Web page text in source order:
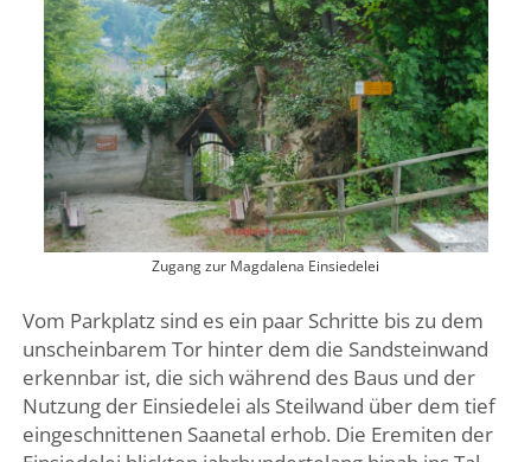
Zugang zur Magdalena Einsiedelei
Vom Parkplatz sind es ein paar Schritte bis zu dem
unscheinbarem Tor hinter dem die Sandsteinwand
erkennbar ist, die sich während des Baus und der
Nutzung der Einsiedelei als Steilwand über dem tief
eingeschnittenen Saanetal erhob. Die Eremiten der